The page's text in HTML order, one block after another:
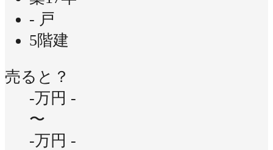
- 戸
5階建
売ると？
-万円 -
〜
-万円 -